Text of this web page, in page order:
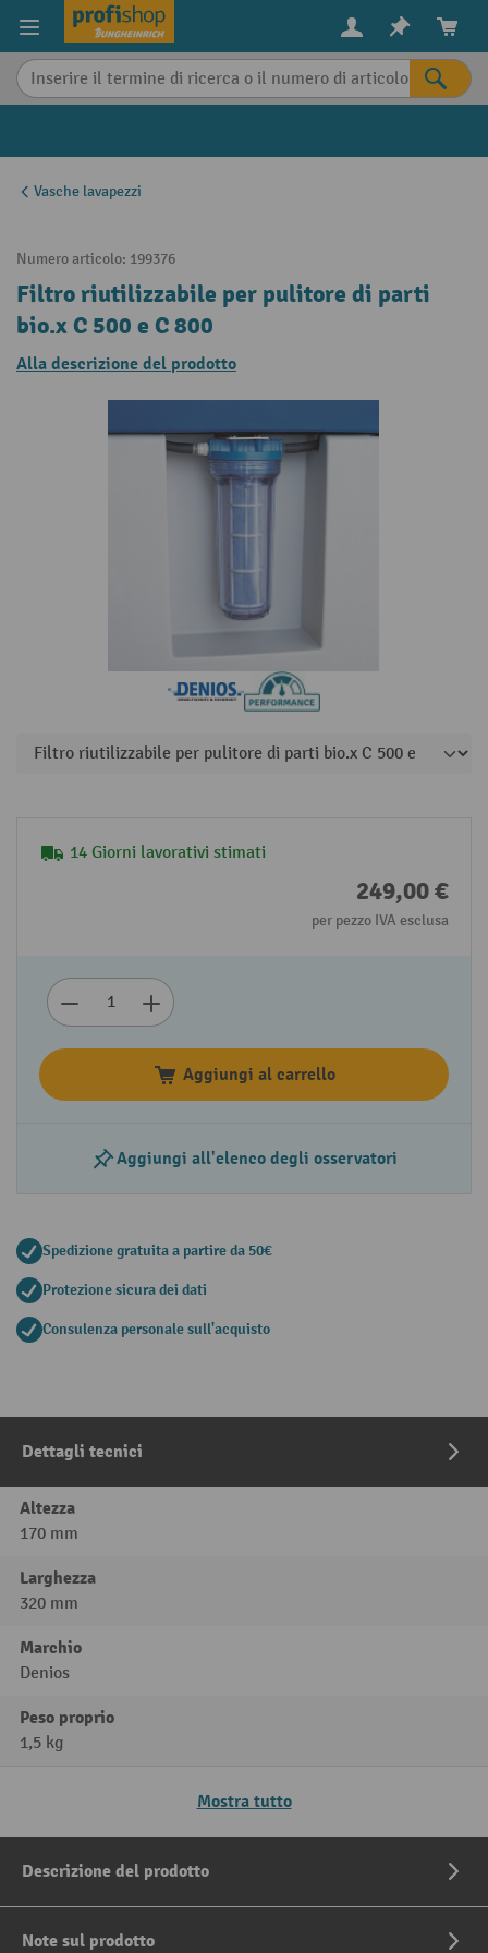
content
Vasche lavapezzi
Numero articolo: 199376
Filtro riutilizzabile per pulitore di parti
bio.x C 500 e C 800
Alla descrizione del prodotto
14 Giorni lavorativi stimati
249,00 €
per pezzo IVA esclusa
Aggiungi al carrello
Aggiungi all'elenco degli osservatori
Spedizione gratuita a partire da 50€
Protezione sicura dei dati
Consulenza personale sull'acquisto
Dettagli tecnici
Altezza
170 mm
Larghezza
320 mm
Marchio
Denios
Peso proprio
1,5 kg
Mostra tutto
Descrizione del prodotto
Note sul prodotto